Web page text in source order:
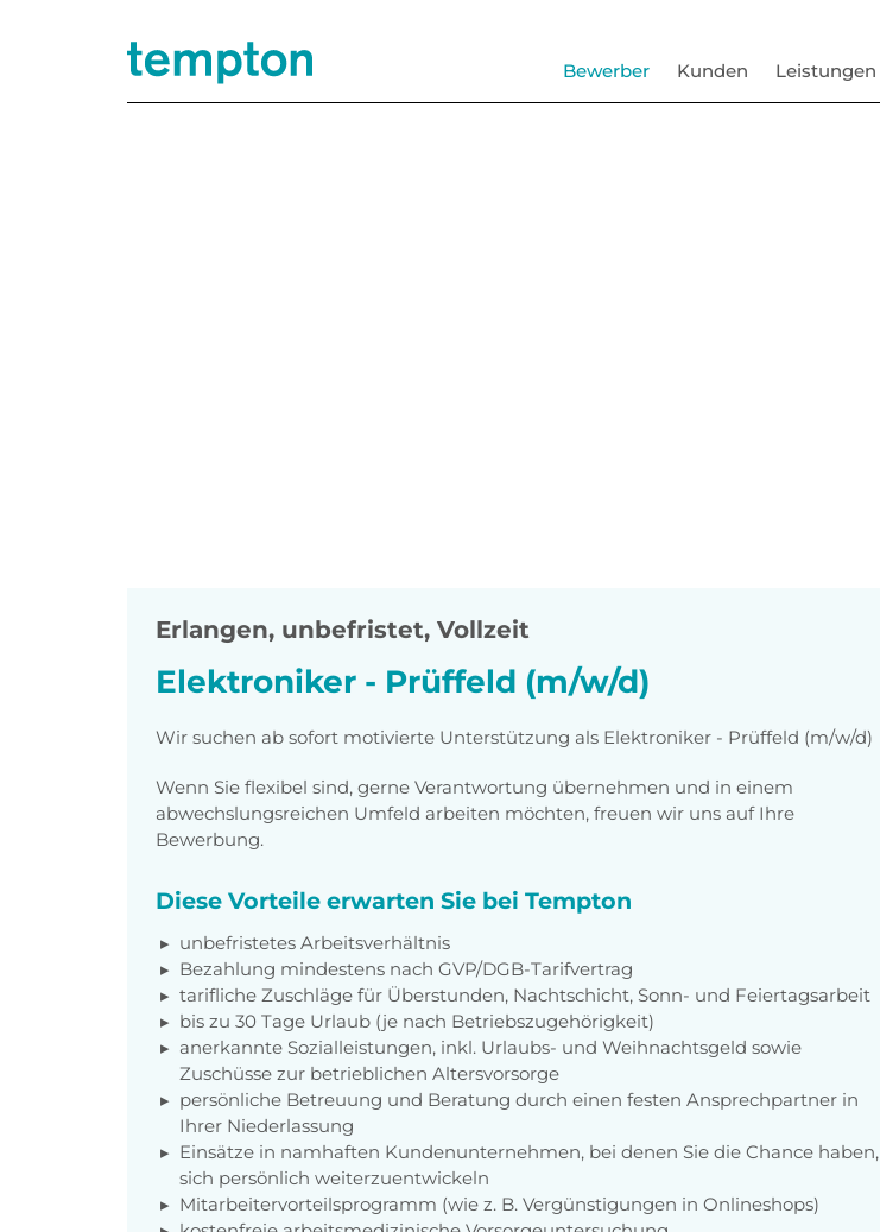
Bewerber Kunden Leistungen
Erlangen, unbefristet, Vollzeit
Elektroniker - Prüffeld (m/w/d)
Wir suchen ab sofort motivierte Unterstützung als Elektroniker - Prüffeld (m/w/d)
Wenn Sie flexibel sind, gerne Verantwortung übernehmen und in einem
abwechslungsreichen Umfeld arbeiten möchten, freuen wir uns auf Ihre
Bewerbung.
Diese Vorteile erwarten Sie bei Tempton
unbefristetes Arbeitsverhältnis
Bezahlung mindestens nach GVP/DGB-Tarifvertrag
tarifliche Zuschläge für Überstunden, Nachtschicht, Sonn- und Feiertagsarbeit
bis zu 30 Tage Urlaub (je nach Betriebszugehörigkeit)
anerkannte Sozialleistungen, inkl. Urlaubs- und Weihnachtsgeld sowie
Zuschüsse zur betrieblichen Altersvorsorge
persönliche Betreuung und Beratung durch einen festen Ansprechpartner in
Ihrer Niederlassung
Einsätze in namhaften Kundenunternehmen, bei denen Sie die Chance haben,
sich persönlich weiterzuentwickeln
Mitarbeitervorteilsprogramm (wie z. B. Vergünstigungen in Onlineshops)